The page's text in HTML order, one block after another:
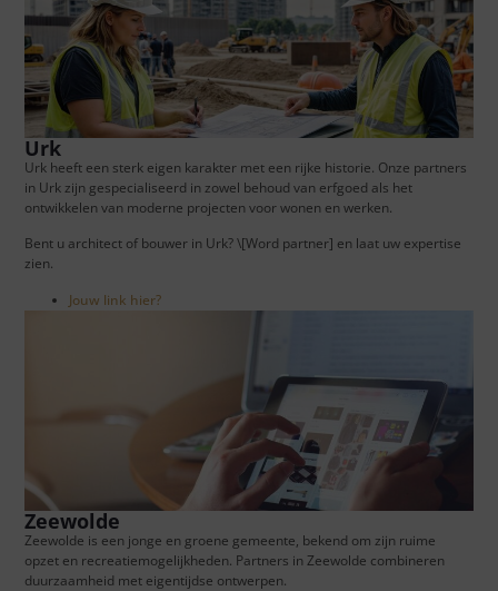
Urk
Urk heeft een sterk eigen karakter met een rijke historie. Onze partners
in Urk zijn gespecialiseerd in zowel behoud van erfgoed als het
ontwikkelen van moderne projecten voor wonen en werken.
Bent u architect of bouwer in Urk? \[Word partner] en laat uw expertise
zien.
Jouw link hier?
Zeewolde
Zeewolde is een jonge en groene gemeente, bekend om zijn ruime
opzet en recreatiemogelijkheden. Partners in Zeewolde combineren
duurzaamheid met eigentijdse ontwerpen.